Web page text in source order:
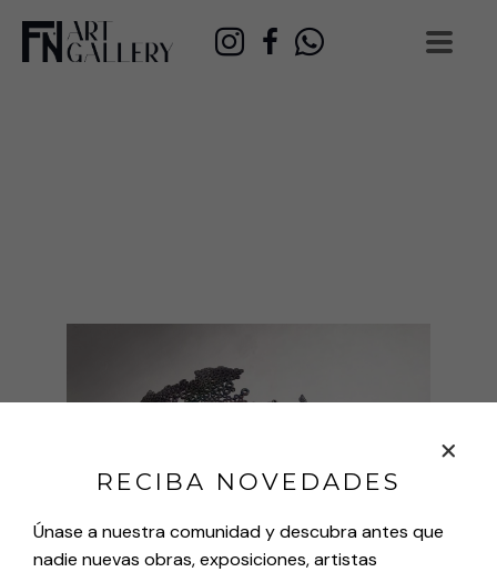
RECIBA NOVEDADES
Únase a nuestra comunidad y descubra antes que
nadie nuevas obras, exposiciones, artistas